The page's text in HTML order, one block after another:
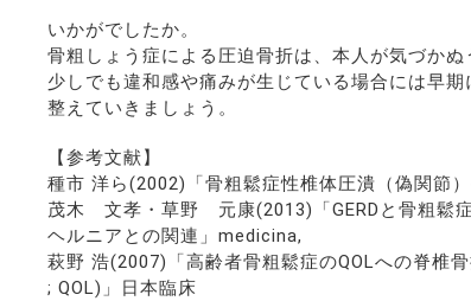
いかがでしたか。
骨粗しょう症による圧迫骨折は、本人が気づか
少しでも違和感や痛みが生じている場合には早
整えていきましょう。
【参考文献】
種市 洋ら(2002)「骨粗鬆症性椎体圧潰（偽関節
茂木 文孝・草野 元康(2013)「GERDと骨粗鬆
ヘルニアとの関連」medicina,
萩野 浩(2007)「高齢者骨粗鬆症のQOLへの脊椎
; QOL)」日本臨床